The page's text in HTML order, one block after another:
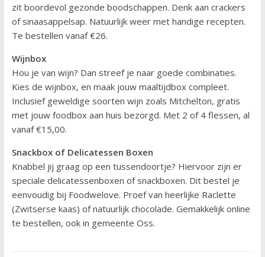
zit boordevol gezonde boodschappen. Denk aan crackers
of sinaasappelsap. Natuurlijk weer met handige recepten.
Te bestellen vanaf €26.
Wijnbox
Hou je van wijn? Dan streef je naar goede combinaties.
Kies de wijnbox, en maak jouw maaltijdbox compleet.
Inclusief geweldige soorten wijn zoals Mitchelton, gratis
met jouw foodbox aan huis bezorgd. Met 2 of 4 flessen, al
vanaf €15,00.
Snackbox of Delicatessen Boxen
Knabbel jij graag op een tussendoortje? Hiervoor zijn er
speciale delicatessenboxen of snackboxen. Dit bestel je
eenvoudig bij Foodwelove. Proef van heerlijke Raclette
(Zwitserse kaas) of natuurlijk chocolade. Gemakkelijk online
te bestellen, ook in gemeente Oss.